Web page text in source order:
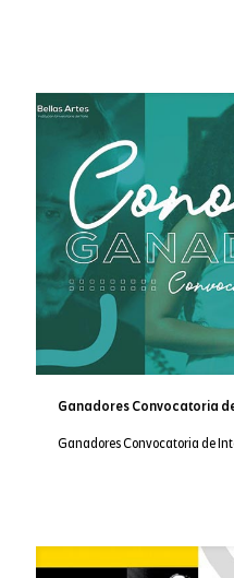
Ganadores Convocatoria
Ganadores Convocatoria de